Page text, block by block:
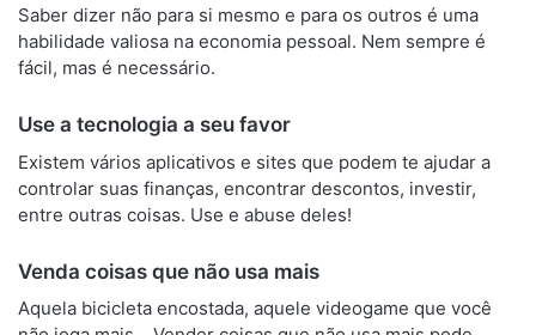
Saber dizer não para si mesmo e para os outros é uma
habilidade valiosa na economia pessoal. Nem sempre é
fácil, mas é necessário.
Use a tecnologia a seu favor
Existem vários aplicativos e sites que podem te ajudar a
controlar suas finanças, encontrar descontos, investir,
entre outras coisas. Use e abuse deles!
Venda coisas que não usa mais
Aquela bicicleta encostada, aquele videogame que você